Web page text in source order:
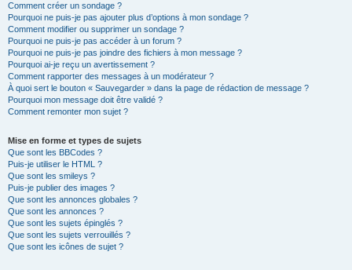
Comment créer un sondage ?
Pourquoi ne puis-je pas ajouter plus d’options à mon sondage ?
Comment modifier ou supprimer un sondage ?
Pourquoi ne puis-je pas accéder à un forum ?
Pourquoi ne puis-je pas joindre des fichiers à mon message ?
Pourquoi ai-je reçu un avertissement ?
Comment rapporter des messages à un modérateur ?
À quoi sert le bouton « Sauvegarder » dans la page de rédaction de message ?
Pourquoi mon message doit être validé ?
Comment remonter mon sujet ?
Mise en forme et types de sujets
Que sont les BBCodes ?
Puis-je utiliser le HTML ?
Que sont les smileys ?
Puis-je publier des images ?
Que sont les annonces globales ?
Que sont les annonces ?
Que sont les sujets épinglés ?
Que sont les sujets verrouillés ?
Que sont les icônes de sujet ?